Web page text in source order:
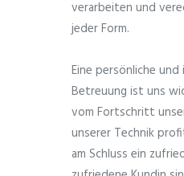
verarbeiten und
jeder Form.
Eine persönliche
Betreuung ist uns
vom Fortschritt
unserer Technik
am Schluss ein